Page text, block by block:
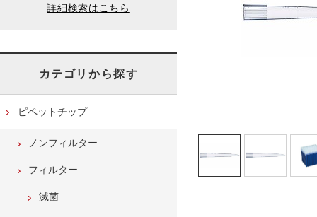
カテゴリから探す
ピペットチップ
ノンフィルター
フィルター
滅菌